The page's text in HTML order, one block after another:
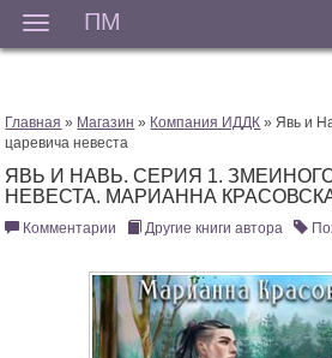
ПМ
Главная » Магазин » Компания ИДДК » Явь и
царевича невеста
ЯВЬ И НАВЬ. СЕРИЯ 1.
НЕВЕСТА. МАРИАННА
Комментарии Другие книги автора